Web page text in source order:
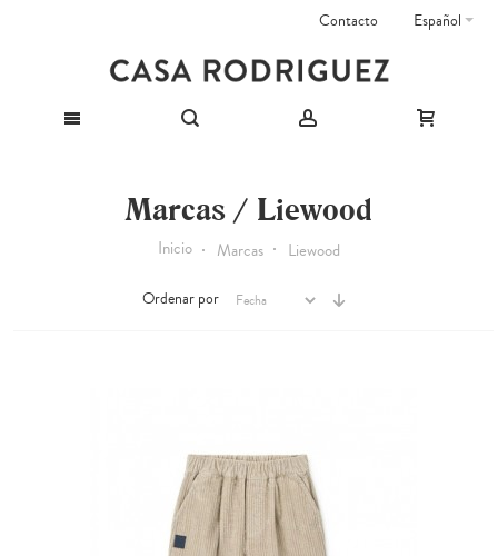
Español
Contacto
Marcas / Liewood
Inicio Marcas Liewood
Ordenar por